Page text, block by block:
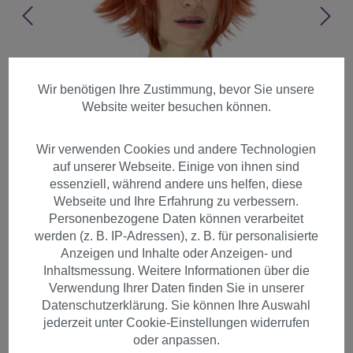
Perücke Cosplay rot Scheitel
YZF-7049-350
Wir benötigen Ihre Zustimmung, bevor Sie unsere
Website weiter besuchen können.
Wir verwenden Cookies und andere Technologien
auf unserer Webseite. Einige von ihnen sind
essenziell, während andere uns helfen, diese
Webseite und Ihre Erfahrung zu verbessern.
Personenbezogene Daten können verarbeitet
werden (z. B. IP-Adressen), z. B. für personalisierte
Anzeigen und Inhalte oder Anzeigen- und
Inhaltsmessung. Weitere Informationen über die
Verwendung Ihrer Daten finden Sie in unserer
Datenschutzerklärung. Sie können Ihre Auswahl
jederzeit unter Cookie-Einstellungen widerrufen
oder anpassen.